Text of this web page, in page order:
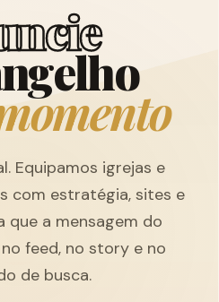
ncie
ngelho
omento
Equipamos igrejas e
com estratégia, sites e
que a mensagem do
feed, no story e no
de busca.